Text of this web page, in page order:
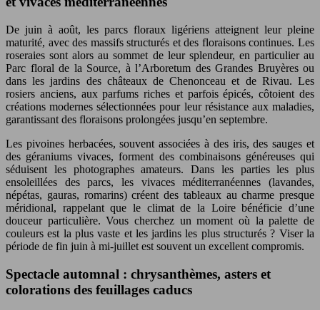
De juin à août, les parcs floraux ligériens atteignent leur pleine
maturité, avec des massifs structurés et des floraisons continues. Les
roseraies sont alors au sommet de leur splendeur, en particulier au
Parc floral de la Source, à l’Arboretum des Grandes Bruyères ou
dans les jardins des châteaux de Chenonceau et de Rivau. Les
rosiers anciens, aux parfums riches et parfois épicés, côtoient des
créations modernes sélectionnées pour leur résistance aux maladies,
garantissant des floraisons prolongées jusqu’en septembre.
Les pivoines herbacées, souvent associées à des iris, des sauges et
des géraniums vivaces, forment des combinaisons généreuses qui
séduisent les photographes amateurs. Dans les parties les plus
ensoleillées des parcs, les vivaces méditerranéennes (lavandes,
népétas, gauras, romarins) créent des tableaux au charme presque
méridional, rappelant que le climat de la Loire bénéficie d’une
douceur particulière. Vous cherchez un moment où la palette de
couleurs est la plus vaste et les jardins les plus structurés ? Viser la
période de fin juin à mi-juillet est souvent un excellent compromis.
Spectacle automnal : chrysanthèmes, asters et
colorations des feuillages caducs